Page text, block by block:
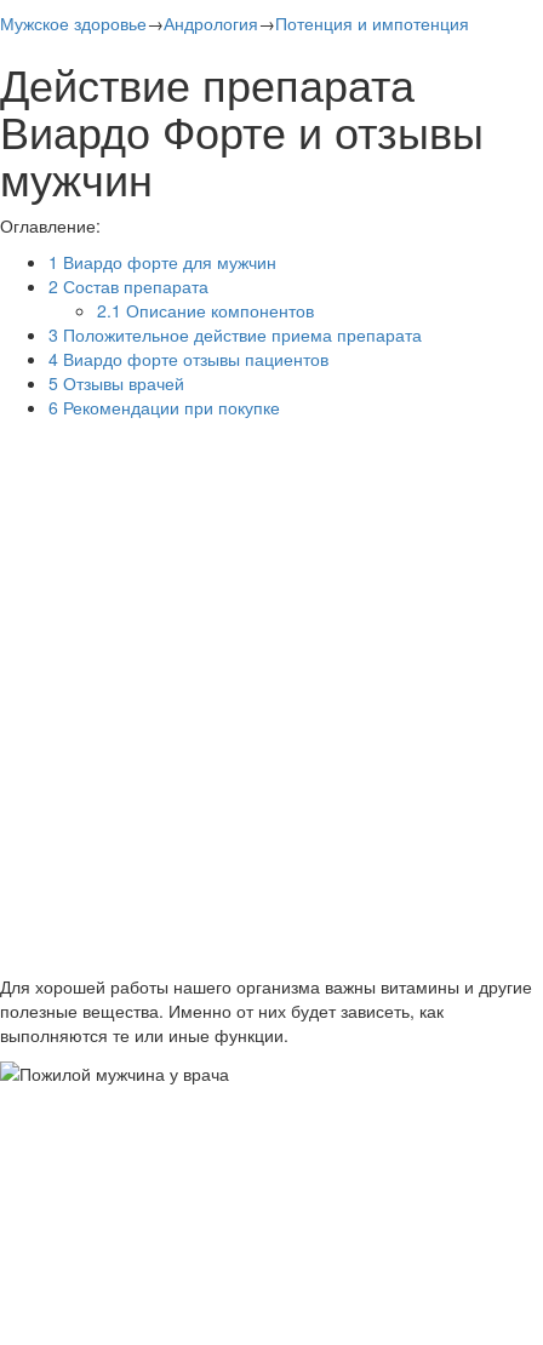
Мужское здоровье→Андрология→Потенция и импотенция
Действие препарата
Виардо Форте и отзывы
мужчин
Оглавление:
1 Виардо форте для мужчин
2 Состав препарата
2.1 Описание компонентов
3 Положительное действие приема препарата
4 Виардо форте отзывы пациентов
5 Отзывы врачей
6 Рекомендации при покупке
Для хорошей работы нашего организма важны витамины и другие
полезные вещества. Именно от них будет зависеть, как
выполняются те или иные функции.